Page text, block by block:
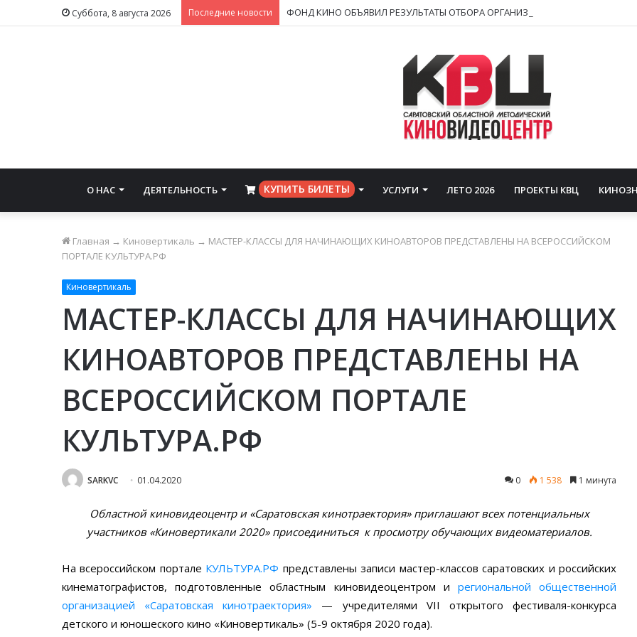
Суббота, 8 августа 2026 Последние новости
О НАС ДЕЯТЕЛЬНОСТЬ ⠀КУПИТЬ БИЛЕТЫ УСЛУГИ ЛЕТО 2026 ПРОЕКТЫ КВЦ
Главная → Киновертикаль → МАСТЕР-КЛАССЫ ДЛЯ НАЧИНАЮЩИХ КИНОАВТОРОВ ПРЕДСТАВЛЕНЫ НА ВСЕРОССИЙСКОМ
ПОРТАЛЕ КУЛЬТУРА.РФ
Киновертикаль
МАСТЕР-КЛАССЫ ДЛЯ НАЧИНАЮЩИХ
КИНОАВТОРОВ ПРЕДСТАВЛЕНЫ НА
ВСЕРОССИЙСКОМ ПОРТАЛЕ
КУЛЬТУРА.РФ
SARKVC 01.04.2020 0 1 538 1 минута
Областной киновидеоцентр и «Саратовская кинотраектория» приглашают всех потенциальных
участников «Киновертикали 2020» присоединиться к просмотру обучающих видеоматериалов.
На всероссийском портале КУЛЬТУРА.РФ представлены записи мастер-классов саратовских и российских
кинематографистов, подготовленные областным киновидеоцентром и региональной общественной
организацией «Саратовская кинотраектория» — учредителями VII открытого фестиваля-конкурса
детского и юношеского кино «Киновертикаль» (5-9 октября 2020 года).